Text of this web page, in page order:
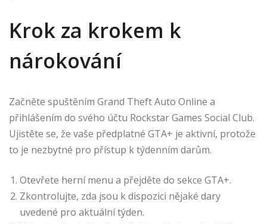
Krok za krokem k
nárokování
Začněte spuštěním Grand Theft Auto Online a
přihlášením do svého účtu Rockstar Games Social Club.
Ujistěte se, že vaše předplatné GTA+ je aktivní, protože
to je nezbytné pro přístup k týdenním darům.
Otevřete herní menu a přejděte do sekce GTA+.
Zkontrolujte, zda jsou k dispozici nějaké dary
uvedené pro aktuální týden.